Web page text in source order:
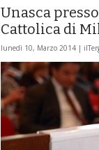
Unasca
Cattolica di
lunedì 10, Marzo 2014 |